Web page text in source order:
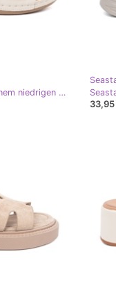
Seastar Hausschuhe auf einem niedrigen Keil mit Klemmen beige
33,95